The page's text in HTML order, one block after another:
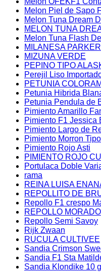
Melon Piel de Sapo
Melon Tuna Dream
MELON TUNA
Melon Tuna Flash
MILANESA PARKER
MIZUNA VERDE
PEPINO TIPO
Perejil Liso
PETUNIA
Petunia Hibrida
Petunia Pendula de
Pimiento Amarillo
Pimiento F1 Jessica
Pimiento Largo de
Pimiento Morron
Pimiento Rojo Asti
PIMIENTO ROJO
Portulaca Doble
rama
REINA LUISA
REPOLLITO DE
Repollo F1 crespo
REPOLLO MORADO
Repollo Semi Savoy
Rijk Zwaan
RUCULA CULTIVEE
Sandia Crimson
Sandia F1 Sta
Sandia Klondike 10 g